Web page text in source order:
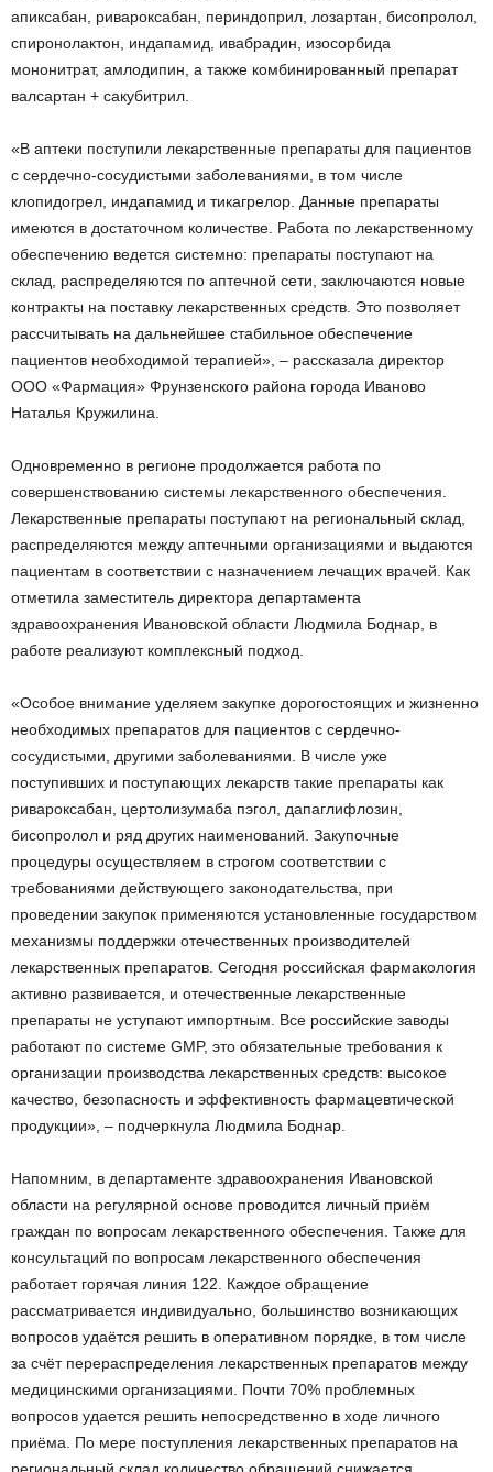
апиксабан, ривароксабан, периндоприл, лозартан, бисопролол,
спиронолактон, индапамид, ивабрадин, изосорбида
мононитрат, амлодипин, а также комбинированный препарат
валсартан + сакубитрил.
«В аптеки поступили лекарственные препараты для пациентов
с сердечно-сосудистыми заболеваниями, в том числе
клопидогрел, индапамид и тикагрелор. Данные препараты
имеются в достаточном количестве. Работа по лекарственному
обеспечению ведется системно: препараты поступают на
склад, распределяются по аптечной сети, заключаются новые
контракты на поставку лекарственных средств. Это позволяет
рассчитывать на дальнейшее стабильное обеспечение
пациентов необходимой терапией», – рассказала директор
ООО «Фармация» Фрунзенского района города Иваново
Наталья Кружилина.
Одновременно в регионе продолжается работа по
совершенствованию системы лекарственного обеспечения.
Лекарственные препараты поступают на региональный склад,
распределяются между аптечными организациями и выдаются
пациентам в соответствии с назначением лечащих врачей. Как
отметила заместитель директора департамента
здравоохранения Ивановской области Людмила Боднар, в
работе реализуют комплексный подход.
«Особое внимание уделяем закупке дорогостоящих и жизненно
необходимых препаратов для пациентов с сердечно-
сосудистыми, другими заболеваниями. В числе уже
поступивших и поступающих лекарств такие препараты как
ривароксабан, цертолизумаба пэгол, дапаглифлозин,
бисопролол и ряд других наименований. Закупочные
процедуры осуществляем в строгом соответствии с
требованиями действующего законодательства, при
проведении закупок применяются установленные государством
механизмы поддержки отечественных производителей
лекарственных препаратов. Сегодня российская фармакология
активно развивается, и отечественные лекарственные
препараты не уступают импортным. Все российские заводы
работают по системе GMP, это обязательные требования к
организации производства лекарственных средств: высокое
качество, безопасность и эффективность фармацевтической
продукции», – подчеркнула Людмила Боднар.
Напомним, в департаменте здравоохранения Ивановской
области на регулярной основе проводится личный приём
граждан по вопросам лекарственного обеспечения. Также для
консультаций по вопросам лекарственного обеспечения
работает горячая линия 122. Каждое обращение
рассматривается индивидуально, большинство возникающих
вопросов удаётся решить в оперативном порядке, в том числе
за счёт перераспределения лекарственных препаратов между
медицинскими организациями. Почти 70% проблемных
вопросов удается решить непосредственно в ходе личного
приёма. По мере поступления лекарственных препаратов на
региональный склад количество обращений снижается.